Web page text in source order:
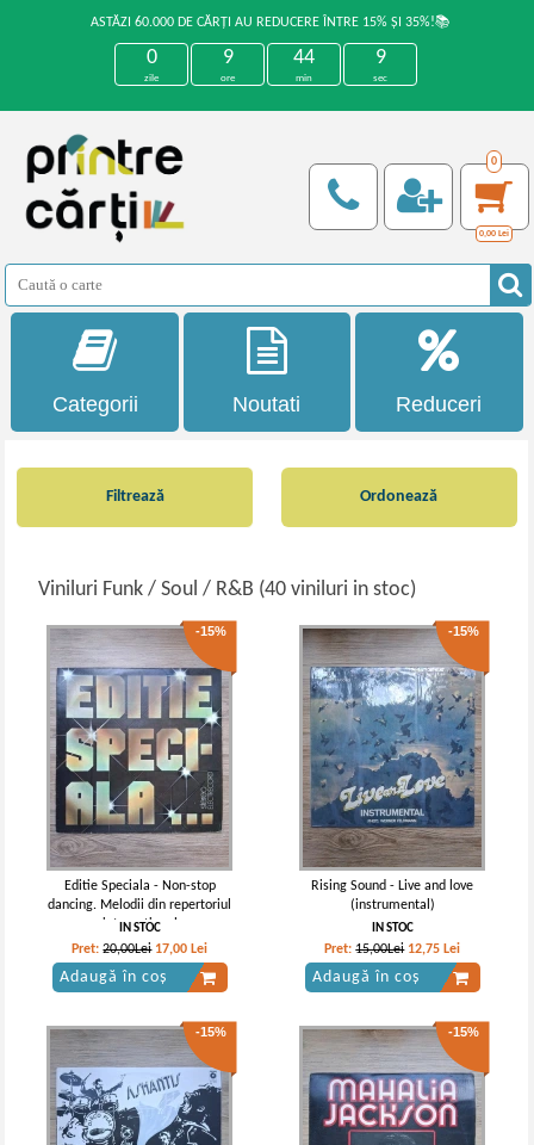
ASTĂZI 60.000 DE CĂRȚI AU REDUCERE ÎNTRE 15% ȘI 35%!📚
0
zile
9
ore
44
min
8
sec
0
0,00 Lei
Categorii Noutati Reduceri
Filtrează
Viniluri Funk / Soul / R&B (40 viniluri in stoc)
Ordonează
-15%
Editie Speciala - Non-stop
dancing. Melodii din repertoriul
international
IN STOC
Pret:20,00Lei 17,00 Lei
Adaugă în coș
-15%
Rising Sound - Live and love
(instrumental)
IN STOC
Pret:15,00Lei 12,75 Lei
Adaugă în coș
-15% -15%